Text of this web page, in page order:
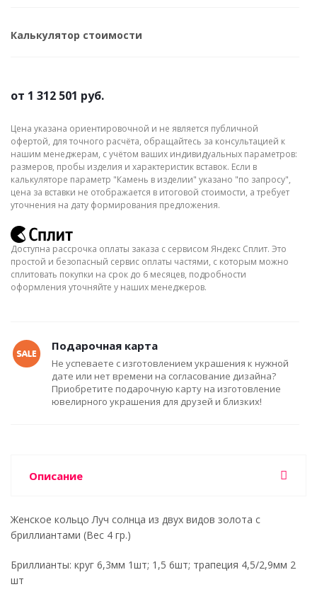
Калькулятор стоимости
от 1 312 501 руб.
Цена указана ориентировочной и не является публичной
офертой, для точного расчёта, обращайтесь за консультацией к
нашим менеджерам, с учётом ваших индивидуальных параметров:
размеров, пробы изделия и характеристик вставок. Если в
калькуляторе параметр "Камень в изделии" указано "по запросу",
цена за вставки не отображается в итоговой стоимости, а требует
уточнения на дату формирования предложения.
Доступна рассрочка оплаты заказа с сервисом Яндекс Сплит. Это
простой и безопасный сервис оплаты частями, с которым можно
сплитовать покупки на срок до 6 месяцев, подробности
оформления уточняйте у наших менеджеров.
Подарочная карта
Не успеваете с изготовлением украшения к нужной
дате или нет времени на согласование дизайна?
Приобретите подарочную карту на изготовление
ювелирного украшения для друзей и близких!
Описание
Женское кольцо Луч солнца из двух видов золота с
бриллиантами (Вес 4 гр.)
Бриллианты: круг 6,3мм 1шт; 1,5 6шт; трапеция 4,5/2,9мм 2
шт